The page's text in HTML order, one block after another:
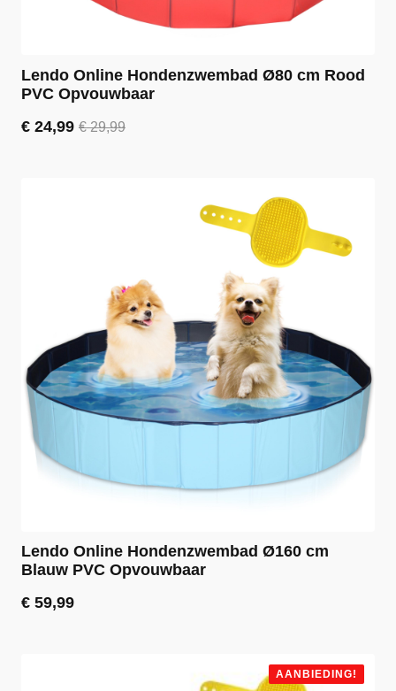
Lendo Online Hondenzwembad Ø80 cm Rood
PVC Opvouwbaar
€29,99
Oorspronkelijke
€ 24,99
Huidige
Lendo Online Hondenzwembad Ø160 cm
Blauw PVC Opvouwbaar
€ 59,99
AANBIEDING!